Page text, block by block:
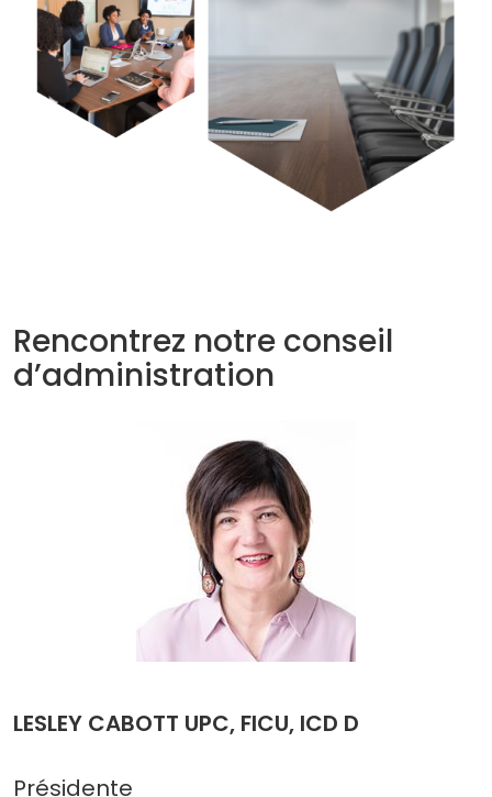
a
b
)
Rencontrez notre conseil
d’administration
LESLEY CABOTT UPC, FICU, ICD D
Présidente